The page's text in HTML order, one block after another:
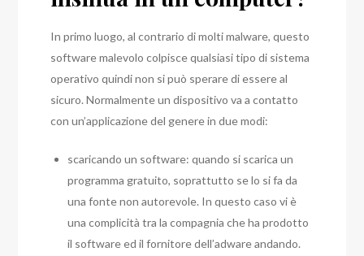
In primo luogo, al contrario di molti malware, questo
software malevolo colpisce qualsiasi tipo di sistema
operativo quindi non si può sperare di essere al
sicuro. Normalmente un dispositivo va a contatto
con un’applicazione del genere in due modi:
scaricando un software: quando si scarica un
programma gratuito, soprattutto se lo si fa da
una fonte non autorevole. In questo caso vi è
una complicità tra la compagnia che ha prodotto
il software ed il fornitore dell’adware andando.